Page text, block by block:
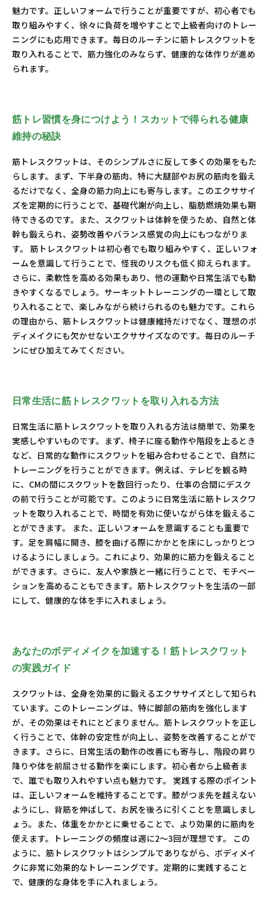
魅力です。正しいフォームで行うことが重要ですが、初心者でも
取り組みやすく、徐々に負荷を増やすことで上級者向けのトレー
ニングにも応用できます。毎日のルーチンに筋トレスクワットを
取り入れることで、筋力強化のみならず、健康的な体作りが進め
られます。
筋トレ習慣を身につけよう！スカットで得られる健康
維持の秘訣
筋トレスクワットは、そのシンプルさに反して多くの効果をもた
らします。まず、下半身の筋肉、特に大腿部やお尻の筋肉を鍛え
るだけでなく、全身の筋力向上にも寄与します。このエクササイ
ズを定期的に行うことで、基礎代謝が向上し、脂肪燃焼効果も期
待できるのです。また、スクワットは体幹を使うため、自然と体
幹も鍛えられ、姿勢改善やバランス感覚の向上にもつながりま
す。 筋トレスクワットは初心者でも取り組みやすく、正しいフォ
ームを意識して行うことで、怪我のリスクも低く抑えられます。
さらに、柔軟性を高める効果もあり、他の運動や日常生活でも動
きやすくなるでしょう。サーキットトレーニングの一環として取
り入れることで、楽しみながら続けられるのも魅力です。これら
の理由から、筋トレスクワットは健康維持だけでなく、理想のボ
ディメイクにも欠かせないエクササイズなのです。毎日のルーチ
ンにぜひ加えてみてください。
日常生活に筋トレスクワットを取り入れる方法
日常生活に筋トレスクワットを取り入れる方法は簡単で、効果を
実感しやすいものです。まず、椅子に座る動作や階段を上るとき
など、日常的な動作にスクワットを組み合わせることで、自然に
トレーニングを行うことができます。例えば、テレビを観る時
に、CMの間にスクワットを数回行ったり、仕事の合間にデスク
の前で行うことが可能です。このように日常生活に筋トレスクワ
ットを取り入れることで、時間を有効に使いながら体を鍛えるこ
とができます。 また、正しいフォームを意識することも重要で
す。足を肩幅に開き、膝を曲げる際にかかとを床にしっかりとつ
けるようにしましょう。これにより、効果的に筋力を鍛えること
ができます。さらに、友人や家族と一緒に行うことで、モチベー
ションを高めることもできます。筋トレスクワットを生活の一部
にして、健康的な体を手に入れましょう。
あなたのボディメイクを加速する！筋トレスクワット
の実践ガイド
スクワットは、全身を効果的に鍛えるエクササイズとして知られ
ています。このトレーニングは、特に脚部の筋肉を強化します
が、その効果はそれにとどまりません。筋トレスクワットを正し
く行うことで、体幹の安定性が向上し、姿勢を改善することがで
きます。さらに、日常生活の動作の改善にも寄与し、階段の昇り
降りや体を前屈させる動作を楽にします。初心者から上級者ま
で、誰でも取り入れやすい点も魅力です。 実践する際のポイント
は、正しいフォームを維持することです。膝がつま先を越えない
ようにし、背筋を伸ばして、お尻を後ろに引くことを意識しまし
ょう。また、体重をかかとに乗せることで、より効果的に筋肉を
使えます。トレーニングの頻度は週に2～3回が理想です。 この
ように、筋トレスクワットはシンプルでありながら、ボディメイ
クに非常に効果的なトレーニングです。定期的に実践すること
で、健康的な身体を手に入れましょう。